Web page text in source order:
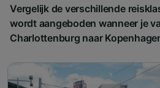
Vergelijk de verschillende
wordt aangeboden wanneer je
Charlottenburg naar